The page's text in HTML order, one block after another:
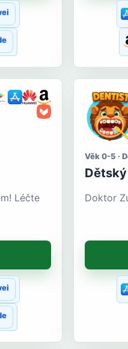
Léčte
Věk 0-5 ·
Doktor